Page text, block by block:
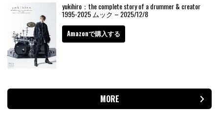
yukihiro：the complete story of a drummer & creator
1995-2025 ムック – 2025/12/8
Amazonで購入する
MORE